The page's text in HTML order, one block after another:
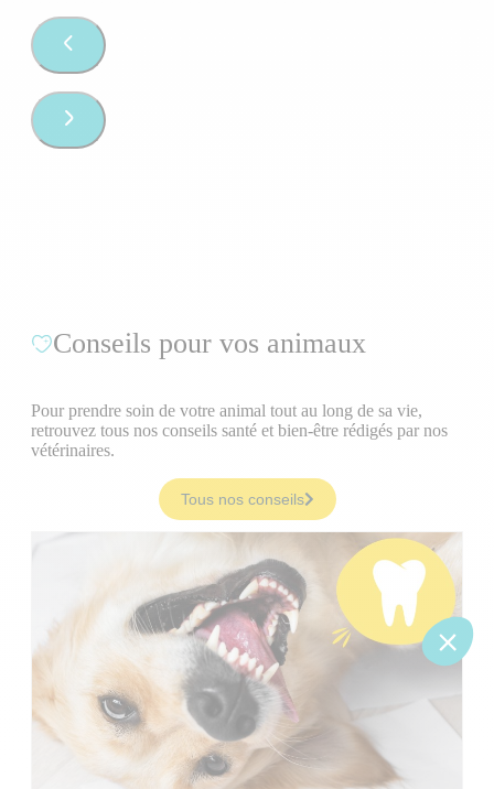
Conseils pour vos animaux
Pour prendre soin de votre animal tout au long de sa vie,
retrouvez tous nos conseils santé et bien-être rédigés par nos
vétérinaires.
Tous nos conseils